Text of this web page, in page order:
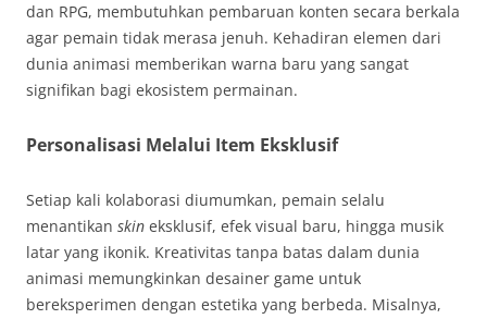
dan RPG, membutuhkan pembaruan konten secara berkala
agar pemain tidak merasa jenuh. Kehadiran elemen dari
dunia animasi memberikan warna baru yang sangat
signifikan bagi ekosistem permainan.
Personalisasi Melalui Item Eksklusif
Setiap kali kolaborasi diumumkan, pemain selalu
menantikan skin eksklusif, efek visual baru, hingga musik
latar yang ikonik. Kreativitas tanpa batas dalam dunia
animasi memungkinkan desainer game untuk
bereksperimen dengan estetika yang berbeda. Misalnya,